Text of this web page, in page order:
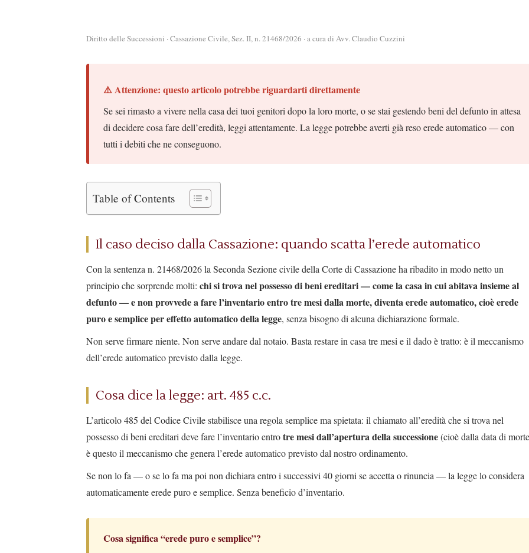
Diritto delle Successioni · Cassazione Civile, Sez. II, n. 21468/2026 · a cura di Avv. Claudio Cuzzini
⚠️ Attenzione: questo articolo potrebbe riguardarti direttamente
Se sei rimasto a vivere nella casa dei tuoi genitori dopo la loro morte, o se stai gestendo beni del defunto in attesa
di decidere cosa fare dell’eredità, leggi attentamente. La legge potrebbe averti già reso erede automatico — con
tutti i debiti che ne conseguono.
Table of Contents
Il caso deciso dalla Cassazione: quando scatta l’erede automatico
Con la sentenza n. 21468/2026 la Seconda Sezione civile della Corte di Cassazione ha ribadito in modo netto un
principio che sorprende molti: chi si trova nel possesso di beni ereditari — come la casa in cui abitava insieme al
defunto — e non provvede a fare l’inventario entro tre mesi dalla morte, diventa erede automatico, cioè erede
puro e semplice per effetto automatico della legge, senza bisogno di alcuna dichiarazione formale.
Non serve firmare niente. Non serve andare dal notaio. Basta restare in casa tre mesi e il dado è tratto: è il meccanismo
dell’erede automatico previsto dalla legge.
Cosa dice la legge: art. 485 c.c.
L’articolo 485 del Codice Civile stabilisce una regola semplice ma spietata: il chiamato all’eredità che si trova nel
possesso di beni ereditari deve fare l’inventario entrotre mesi dall’apertura della successione(cioè dalla data di
è questo il meccanismo che genera l’erede automatico previsto dal nostro ordinamento.
Se non lo fa — o se lo fa ma poi non dichiara entro i successivi 40 giorni se accetta o rinuncia — la legge lo considera
automaticamente erede puro e semplice. Senza beneficio d’inventario.
Cosa significa “erede puro e semplice”?